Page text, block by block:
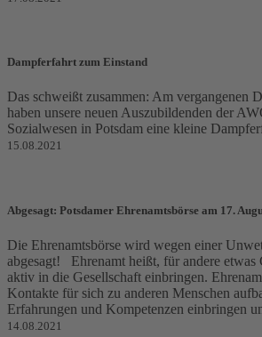
Dampferfahrt zum Einstand
Das schweißt zusammen: Am vergangenen
haben unsere neuen Auszubildenden der
Sozialwesen in Potsdam eine kleine
15.08.2021
Abgesagt: Potsdamer Ehrenamtsbörse am 17.
Die Ehrenamtsbörse wird wegen einer
abgesagt! Ehrenamt heißt, für andere etwas
aktiv in die Gesellschaft einbringen.
Kontakte für sich zu anderen Menschen
Erfahrungen und Kompetenzen einbringen
14.08.2021